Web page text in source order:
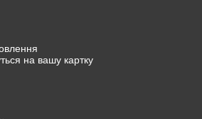
на вашу картку